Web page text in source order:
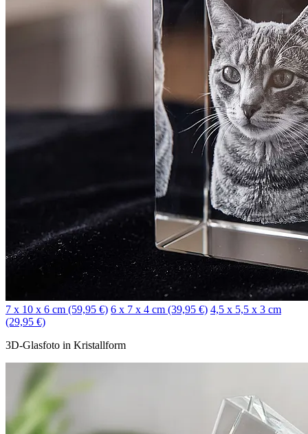
7 x 10 x 6 cm (59,95 €) 6 x 7 x 4 cm (39,95 €) 4,5 x 5,5 x 3 cm
(29,95 €)
3D-Glasfoto in Kristallform